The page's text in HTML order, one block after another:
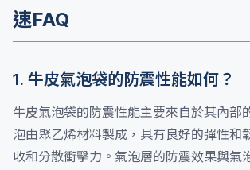
速FAQ
1. 牛皮氣泡袋的防震性能如何？
牛皮氣泡袋的防震性能主要來自於其內部
泡由聚乙烯材料製成，具有良好的彈性和
收和分散衝擊力。氣泡層的防震效果與氣